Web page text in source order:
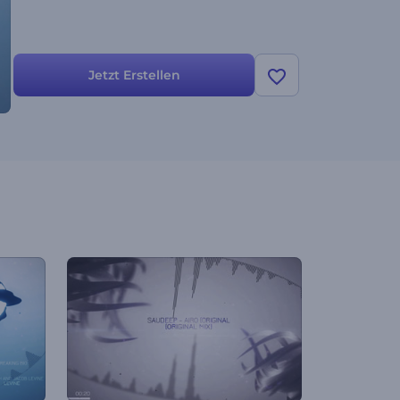
Jetzt Erstellen